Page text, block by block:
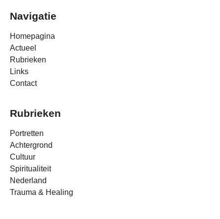
Navigatie
Homepagina
Actueel
Rubrieken
Links
Contact
Rubrieken
Portretten
Achtergrond
Cultuur
Spiritualiteit
Nederland
Trauma & Healing